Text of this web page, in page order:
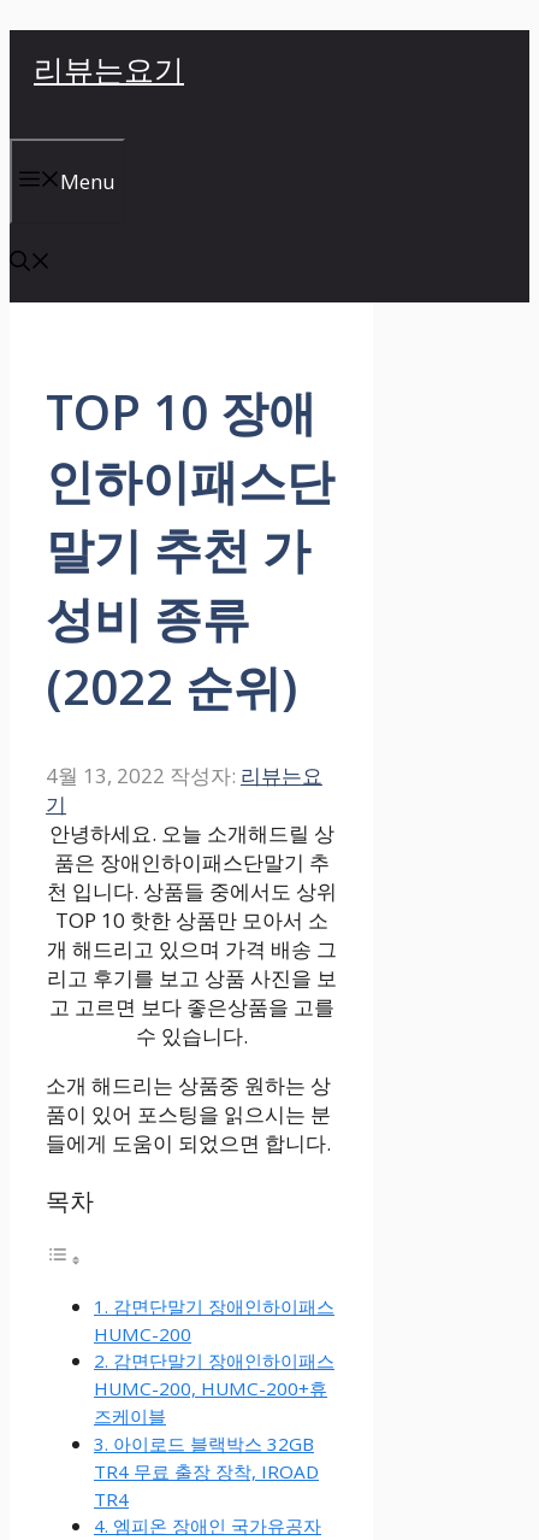
너
뛰
기
리뷰는요기
Menu
TOP 10 장애
인하이패스단
말기 추천 가
성비 종류
(2022 순위)
4월 13, 2022 작성자: 리뷰는요
기
안녕하세요. 오늘 소개해드릴 상
품은 장애인하이패스단말기 추
천 입니다. 상품들 중에서도 상위
TOP 10 핫한 상품만 모아서 소
개 해드리고 있으며 가격 배송 그
리고 후기를 보고 상품 사진을 보
고 고르면 보다 좋은상품을 고를
수 있습니다.
소개 해드리는 상품중 원하는 상
품이 있어 포스팅을 읽으시는 분
들에게 도움이 되었으면 합니다.
목차
1. 감면단말기 장애인하이패스
HUMC-200
2. 감면단말기 장애인하이패스
HUMC-200, HUMC-200+휴
즈케이블
3. 아이로드 블랙박스 32GB
TR4 무료 출장 장착, IROAD
TR4
4. 엠피온 장애인 국가유공자